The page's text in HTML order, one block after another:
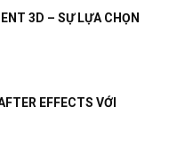
3D – SỰ LỰA CHỌN
EFFECTS VỚI